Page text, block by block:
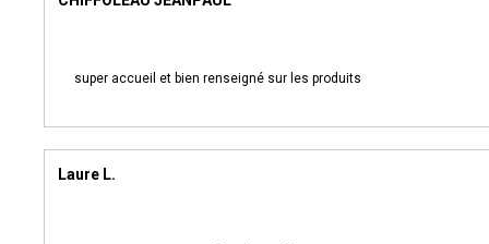
super accueil et bien renseigné sur les produits
Laure L.